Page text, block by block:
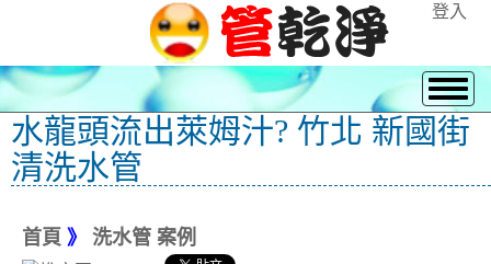
登入
水龍頭流出萊姆汁? 竹北 新國街
清洗水管
首頁 》 洗水管 案例